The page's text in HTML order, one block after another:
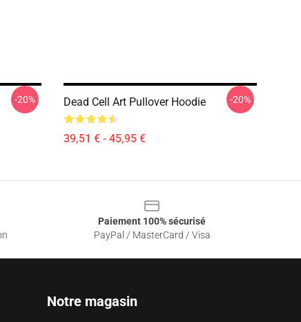
-20% Dead Cell Art Pullover Hoodie
39,51 € - 45,95 €
-20%
Paiement 100% sécurisé
PayPal / MasterCard / Visa
Notre magasin